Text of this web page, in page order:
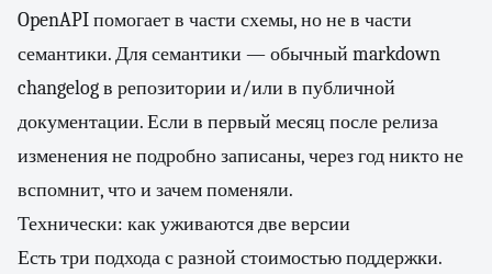
OpenAPI помогает в части схемы, но не в части
семантики. Для семантики — обычный markdown
changelog в репозитории и/или в публичной
документации. Если в первый месяц после релиза
изменения не подробно записаны, через год никто не
вспомнит, что и зачем поменяли.
Технически: как уживаются две версии
Есть три подхода с разной стоимостью поддержки.